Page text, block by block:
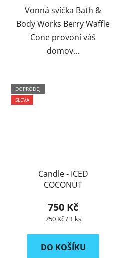
Vonná svíčka Bath &
Body Works Berry Waffle
Cone provoní váš
domov...
DOPRODEJ
SLEVA
Candle - ICED
COCONUT
750 Kč
Měrná
750 Kč / 1 ks
DO KOŠÍKU